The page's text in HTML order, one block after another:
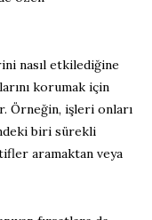
nasıl etkilediğine
korumak için
Örneğin, işleri onları
biri sürekli
aramaktan veya